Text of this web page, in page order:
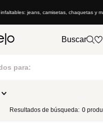
jeans, camisetas, chaquetas y
Buscar
para:
Resultados de búsqueda: 0